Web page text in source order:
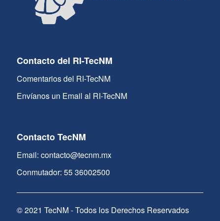
Contacto del RI-TecNM
Comentarios del RI-TecNM
Envíanos un Email al RI-TecNM
Contacto TecNM
Email: contacto@tecnm.mx
Conmutador: 55 36002500
© 2021 TecNM - Todos los Derechos Reservados